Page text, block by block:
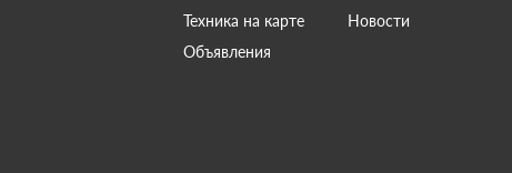
Техника на карте
Новости
Объявления